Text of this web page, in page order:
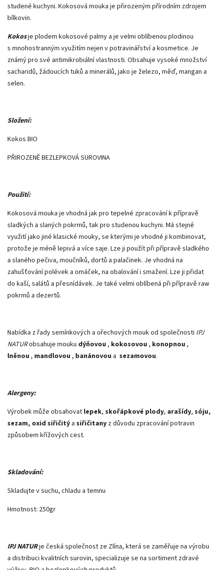
studené kuchyni. Kokosová mouka je přirozeným přírodním zdrojem
bílkovin.
Kokosje plodem kokosové palmy a je velmi oblíbenou plodinou
s mnohostranným využitím nejen v potravinářství a kosmetice. Je
známý pro své antimikrobiální vlastnosti. Obsahuje vysoké množství
sacharidů, žádoucích tuků a minerálů, jako je železo, měď, mangan a
selen.
Složení:
Kokos BIO
PŘIROZENĚ BEZLEPKOVÁ SUROVINA
Použití:
Kokosová mouka je vhodná jak pro tepelné zpracování k přípravě
sladkých a slaných pokrmů, tak pro studenou kuchyni. Má stejné
využití jako jiné klasické mouky, se kterými je vhodné ji kombinovat,
protože je méně lepivá a více saje. Lze ji použít při přípravě sladkého
a slaného pečiva, moučníků, dortů a palačinek. Je vhodná na
zahušťování polévek a omáček, na obalování i smažení. Lze ji přidat
do kaší, salátů a přesnídávek. Je také velmi oblíbená při přípravě raw
pokrmů a dezertů.
Nabídka z řady semínkových a ořechových mouk od společnosti IPJ
NATURobsahuje mouku dýňovou , kokosovou , konopnou ,
lněnou , mandlovou , banánovou a sezamovou.
Alergeny:
Výrobek může obsahovat lepek, skořápkové plody, arašídy, sóju,
sezam, oxid siřičitý a siřičitany z důvodu zpracování potravin
způsobem křížových cest.
Skladování:
Skladujte v suchu, chladu a temnu
Hmotnost: 250gr
IPJ NATURje česká společnost ze Zlína, která se zaměřuje na výrobu
a distribuci kvalitních surovin, specializuje se na sortiment zdravé